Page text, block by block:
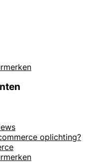
oplichting?